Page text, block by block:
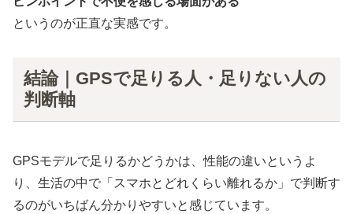
というのが正直な実感です。
結論｜GPSで足りる人・足りない人の
判断軸
GPSモデルで足りるかどうかは、性能の違いというよ
り、生活の中で「スマホとどれくらい離れるか」で判断す
るのがいちばん分かりやすいと感じています。